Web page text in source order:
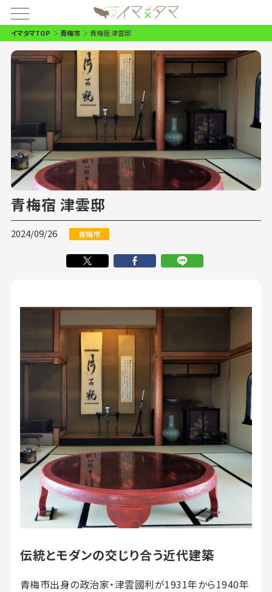
イマタマTOP 青梅市 青梅宿 津雲邸
青梅宿 津雲邸
2024/09/26 青梅市
伝統とモダンの交じり合う近代建築
青梅市出身の政治家・津雲國利が1931年から1940年